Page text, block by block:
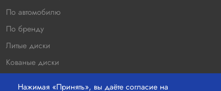
Нажимая «Принять», вы даёте согласие на
По автомобилю
По бренду
Литые диски
Кованые диски